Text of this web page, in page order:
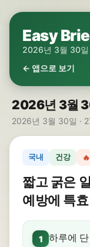
Easy
2026년 3월 30일
← 앱으로 보기
2026년 3월
2026년 3월 30일 ·
국내 건강
짧고 굵은
예방에 특
1
하루에